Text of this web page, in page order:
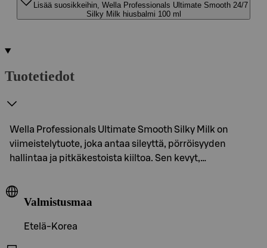
Lisää suosikkeihin, Wella Professionals Ultimate Smooth 24/7
Silky Milk hiusbalmi 100 ml
Tuotetiedot
Wella Professionals Ultimate Smooth Silky Milk on
viimeistelytuote, joka antaa sileyttä, pörröisyyden
hallintaa ja pitkäkestoista kiiltoa. Sen kevyt,…
Valmistusmaa
Etelä-Korea